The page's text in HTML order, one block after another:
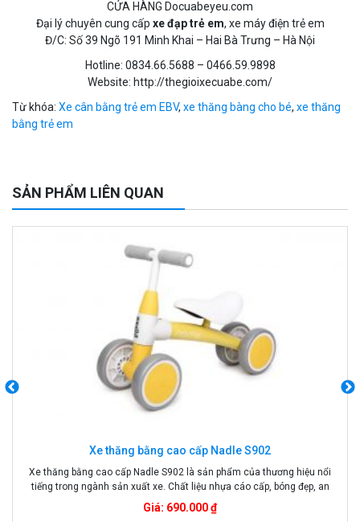
CỬA HÀNG Docuabeyeu.com
Đại lý chuyên cung cấp xe đạp trẻ em, xe máy điện trẻ em
Đ/C: Số 39 Ngõ 191 Minh Khai – Hai Bà Trưng – Hà Nội
Hotline: 0834.66.5688 – 0466.59.9898
Website: http://thegioixecuabe.com/
Từ khóa: Xe cân bằng trẻ em EBV, xe thăng bàng cho bé, xe thăng
bằng trẻ em
SẢN PHẨM LIÊN QUAN
Xe thăng bằng cao cấp Nadle S902
Xe thăng bằng cao cấp Nadle S902 là sản phẩm của thương hiệu nổi
tiếng trong ngành sản xuất xe. Chất liệu nhựa cáo cấp, bóng đẹp, an
toàn cho bé, xe có độ bền cao. Xe chòi chân trẻ em S902 có yên dài, êm
đem lại cho bé cảm giác thoải mái khi […]
Giá: 690.000 ₫